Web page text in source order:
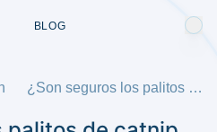
BLOG
¿Son seguros los palitos de catnip para gatos?